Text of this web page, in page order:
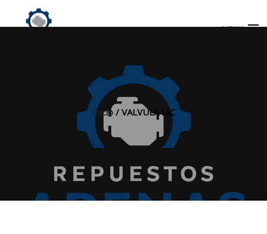
MENU
Inicio/ VALVULA IAC